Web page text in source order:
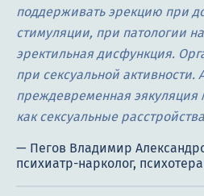
поддерживать эрекцию при
стимуляции, при патологии
эректильная дисфункция.
при сексуальной активности.
преждевременная эякуляция
как сексуальные